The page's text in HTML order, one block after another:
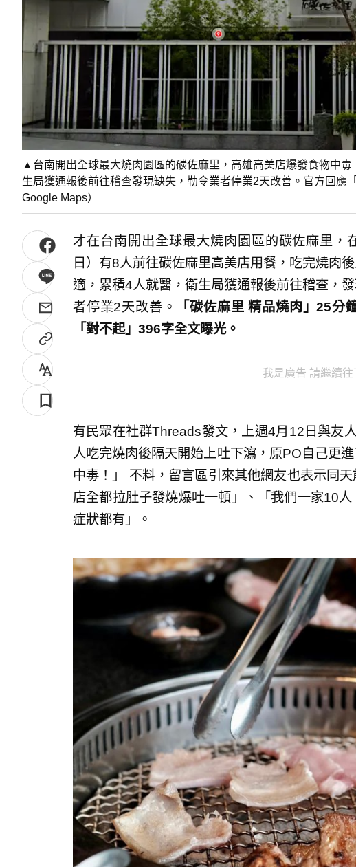
▲台南開出全球最大燒肉園區的碳佐麻里，高雄高美店爆發食物中
生局獲通報後前往稽查發現缺失，勒令業者停業2天改善。官方回應
Google Maps）
才在台南開出全球最大燒肉園區的碳佐麻里，
日）有8人前往碳佐麻里高美店用餐，吃完燒肉
適，累積4人就醫，衛生局獲通報後前往稽查，
者停業2天改善。
「碳佐麻里 精品燒肉」25分
「對不起」396字全文曝光。
我是廣告 請繼續往
有民眾在社群Threads發文，上週4月12日與友
人吃完燒肉後隔天開始上吐下瀉，原PO自己更
中毒！」 不料，留言區引來其他網友也表示同
店全都拉肚子發燒爆吐一頓」、「我們一家10
症狀都有」。